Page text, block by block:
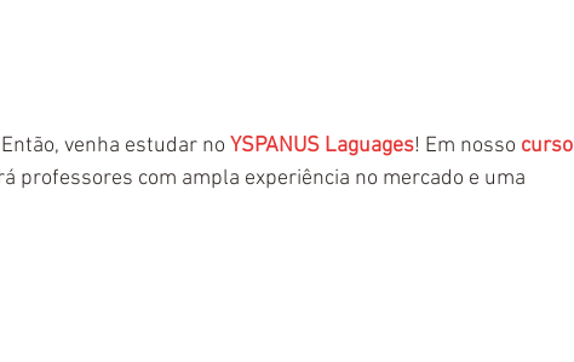
Então, venha estudar no YSPANUS Laguages! Em nosso curso
professores com ampla experiência no mercado e uma